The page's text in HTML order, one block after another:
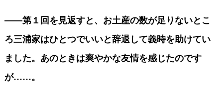
――第１回を見返すと、お土産の数が足りないとこ
ろ三浦家はひとつでいいと辞退して義時を助けてい
ました。あのときは爽やかな友情を感じたのです
が……。